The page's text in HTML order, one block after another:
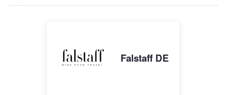
Falstaff DE